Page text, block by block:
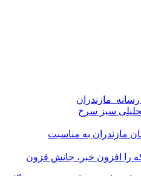
سبز سرخ
مازندران به مناسبت
را افزون خبر، جانش فزون